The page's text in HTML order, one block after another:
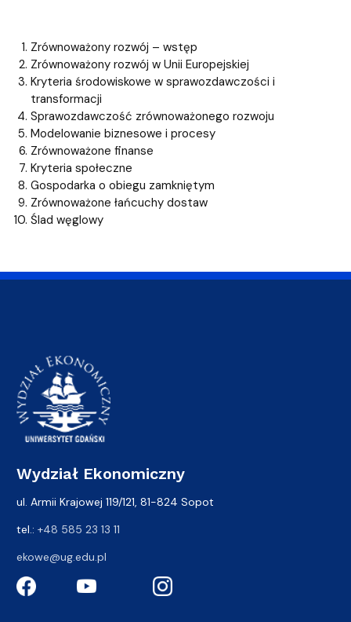
Zrównoważony rozwój – wstęp
Zrównoważony rozwój w Unii Europejskiej
Kryteria środowiskowe w sprawozdawczości i
transformacji
Sprawozdawczość zrównoważonego rozwoju
Modelowanie biznesowe i procesy
Zrównoważone finanse
Kryteria społeczne
Gospodarka o obiegu zamkniętym
Zrównoważone łańcuchy dostaw
Ślad węglowy
Wydział Ekonomiczny
ul. Armii Krajowej 119/121, 81-824 Sopot
tel.: +48 585 23 13 11
ekowe@ug.edu.pl